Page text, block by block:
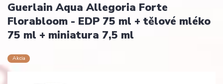
Guerlain Aqua Allegoria Forte
Florabloom - EDP 75 ml + tělové mléko
75 ml + miniatura 7,5 ml
Akcia